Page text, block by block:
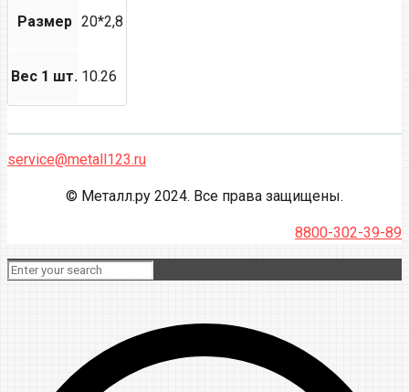
Размер 20*2,8
Вес 1 шт. 10.26
service@metall123.ru
© Металл.ру 2024. Все права защищены.
8800-302-39-89